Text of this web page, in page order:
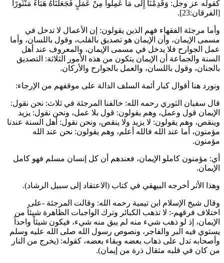
كقوله عز وجل: وَقَدِمْنَا إِلَى مَا عَمِلُوا مِنْ عَمَلٍ فَجَعَلْنَاهُ هَبَاءً مَنْثُورًا
[الفرقان:23].
وأما مرجئة الفقهاء فهم الذين يقولون: إن الأعمال لا تدخل في
مسمى الإيمان، وأن الإيمان هو تصديق بالقلب، وقول باللسان، وأما
عمل الجوارح فلا يدخل في مسمى الإيمان، والمعروف عند أهل
السنة والجماعة أن الإيمان يتكون من هذه الأمور الثلاثة: التصديق
بالجنان، وقول باللسان، والعمل بالجوارح والأركان.
ونورد هنا أقوال كبار أئمة السلف الدالة على موقفهم من الإرجاء:
قال سفيان الثوري رحمه الله: خالفنا المرجئة في ثلاث: نحن نقول:
الإيمان قول وعمل، وهم يقولون: قول بلا عمل، ونحن نقول: يزيد
وينقص، وهم يقولون: لا يزيد ولا ينقص، ونحن نقول: أهل السنة عندنا
مؤمنون، أما عند الله فالله أعلم، وهم يقولون: نحن عند الله
مؤمنون.
أي: مؤمنون كاملو الإيمان، فعندهم أن كل إنسان مسلم فهو كامل
الإيمان.
وهذا الأثر أخرجه البيهقي في كتاب (الاعتقاد إلى سبيل الرشاد).
وقال شيخ الإسلام ابن تيمية رحمه الله: وقالت المرجئة -على
اختلاف فرقهم-: لا تذهب الكبائر وترك الواجبات الظاهرة شيئاً من
الإيمان، إذ لو ذهب شيء منه لم يبق منه شيء، فيكون شيئاً واحداً
يستوي فيه البر والفاجر، ونصوص رسول الله صلى الله عليه وسلم
وأصحابه تدل على ذهاب بعضه وبقاء بعضه، كقوله: (يخرج من النار
من كان في قلبه مثقال ذرة من إيمان).